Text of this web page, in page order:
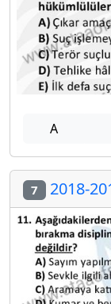
A
7 2018-